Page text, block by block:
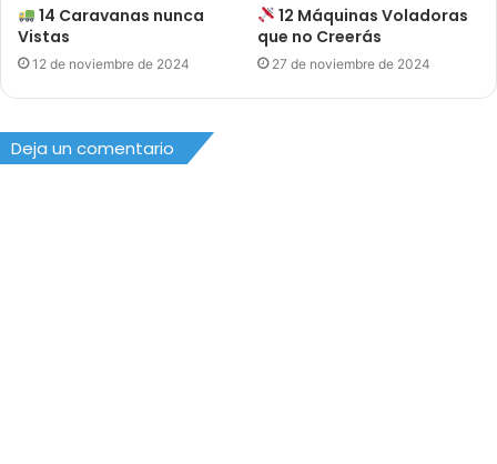
14 Caravanas nunca
Vistas
12 de noviembre de 2024
12 Máquinas Voladoras
que no Creerás
27 de noviembre de 2024
Deja un comentario